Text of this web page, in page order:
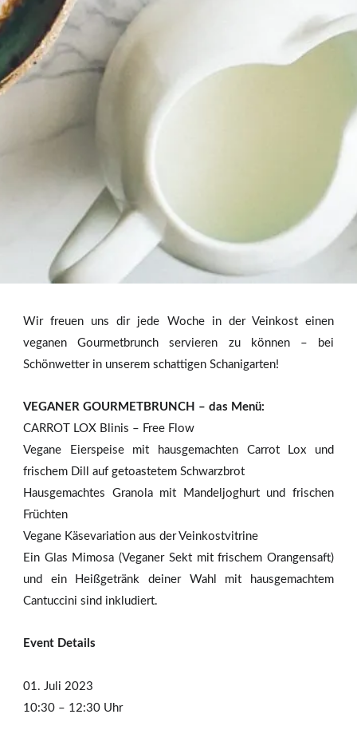
Wir freuen uns dir jede Woche in der Veinkost einen
veganen Gourmetbrunch servieren zu können – bei
Schönwetter in unserem schattigen Schanigarten!
VEGANER GOURMETBRUNCH – das Menü:
CARROT LOX Blinis – Free Flow
Vegane Eierspeise mit hausgemachten Carrot Lox und
frischem Dill auf getoastetem Schwarzbrot
Hausgemachtes Granola mit Mandeljoghurt und frischen
Früchten
Vegane Käsevariation aus der Veinkostvitrine
Ein Glas Mimosa (Veganer Sekt mit frischem Orangensaft)
und ein Heißgetränk deiner Wahl mit hausgemachtem
Cantuccini sind inkludiert.
Event Details
01. Juli 2023
10:30 – 12:30 Uhr